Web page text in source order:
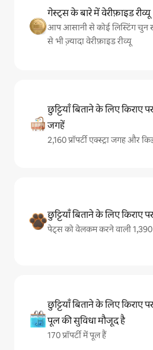
गेस्ट्स के बारे में वेरीफ़ाइड रीव्यू
आप आसानी से कोई लिस्टिंग चुन
से भी ज़्यादा वेरीफ़ाइड रीव्यू
छुट्टियाँ बिताने के लिए किराए
जगहें
2,160 प्रॉपर्टी एक्स्ट्रा जगह और
छुट्टियाँ बिताने के लिए किराए
पेट्स को वेलकम करने वाली
छुट्टियाँ बिताने के लिए किराए
पूल की सुविधा मौजूद है
170 प्रॉपर्टी में पूल हैं